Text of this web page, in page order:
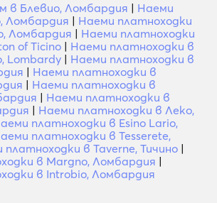
в Блевио, Ломбардия | Наеми
Ломбардия | Наеми платноходки
Ломбардия | Наеми платноходки
of Ticino | Наеми платноходки в
Lombardy | Наеми платноходки в
| Наеми платноходки в
| Наеми платноходки в
| Наеми платноходки в
| Наеми платноходки в Леко,
платноходки в Esino Lario,
платноходки в Tesserete,
платноходки в Taverne, Тичино |
в Margno, Ломбардия |
в Introbio, Ломбардия